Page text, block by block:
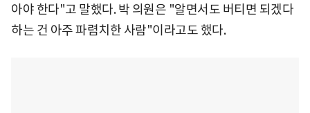
아야 한다"고 말했다. 박 의원은 "알면서도 버티면 되겠다
하는 건 아주 파렴치한 사람"이라고도 했다.